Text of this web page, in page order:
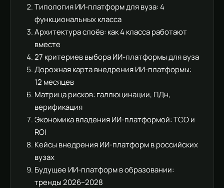
Типология ИИ-платформ для вуза: 4
функциональных класса
Архитектура слоёв: как 4 класса работают
вместе
27 критериев выбора ИИ-платформы для вуза
Дорожная карта внедрения ИИ-платформы:
12 месяцев
Матрица рисков: галлюцинации, ПДн,
верификация
Экономика владения ИИ-платформой: TCO и
ROI
Кейсы внедрения ИИ-платформ в российских
вузах
Будущее ИИ-платформ в образовании:
тренды 2026–2028